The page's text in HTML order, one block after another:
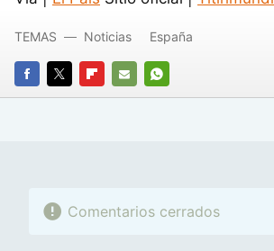
FACEBOOK
TWITTERFLIPBOARD
E-
WHATSAPP
TEMAS Noticias España
Comentarios cerrados